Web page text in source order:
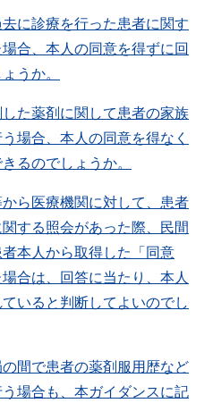
に診療を行った患者に関す
合、本人の同意を得ずに回
うか。
た薬剤に関して患者の家族
場合、本人の同意を得なく
るのでしょうか。
ら医療機関に対して、患者
する照会があった際、民間
本人から取得した「同意
合は、回答に当たり、本人
いると判断してよいのでし
間で患者の薬剤服用歴など
場合も、本ガイダンスに記